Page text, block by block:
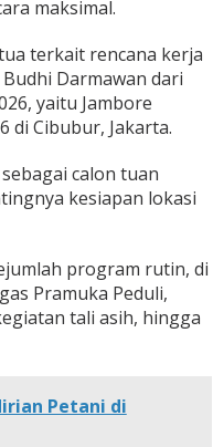
maksimal.
terkait rencana kerja
Darmawan dari
yaitu Jambore
di Cibubur, Jakarta.
calon tuan
kesiapan lokasi
program rutin, di
Pramuka Peduli,
tali asih, hingga
Petani di